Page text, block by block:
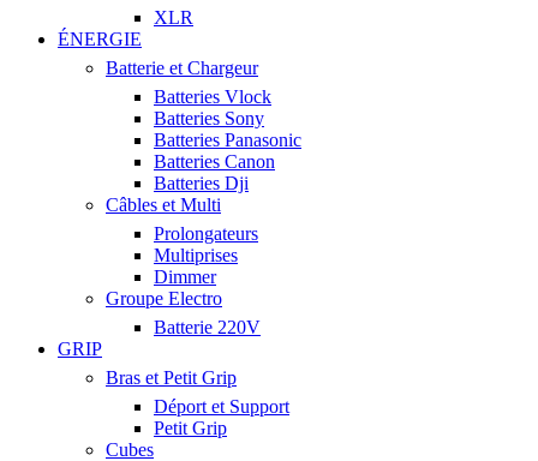
XLR
ÉNERGIE
Batterie et Chargeur
Batteries Vlock
Batteries Sony
Batteries Panasonic
Batteries Canon
Batteries Dji
Câbles et Multi
Prolongateurs
Multiprises
Dimmer
Groupe Electro
Batterie 220V
GRIP
Bras et Petit Grip
Déport et Support
Petit Grip
Cubes